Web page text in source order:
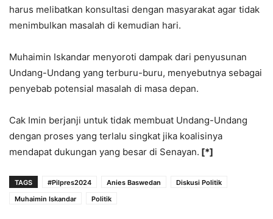
harus melibatkan konsultasi dengan masyarakat agar tidak
menimbulkan masalah di kemudian hari.
Muhaimin Iskandar menyoroti dampak dari penyusunan
Undang-Undang yang terburu-buru, menyebutnya sebagai
penyebab potensial masalah di masa depan.
Cak Imin berjanji untuk tidak membuat Undang-Undang
dengan proses yang terlalu singkat jika koalisinya
mendapat dukungan yang besar di Senayan. [*]
TAGS #Pilpres2024 Anies Baswedan
Diskusi Politik
Muhaimin Iskandar
Politik